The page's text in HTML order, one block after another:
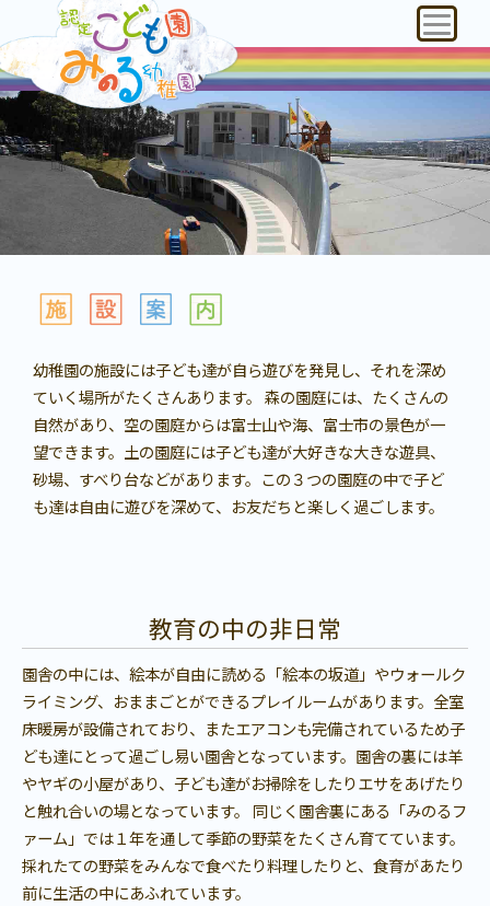
幼稚園の施設には子ども達が自ら遊びを発見し、それを深め
ていく場所がたくさんあります。 森の園庭には、たくさんの
自然があり、空の園庭からは富士山や海、富士市の景色が一
望できます。土の園庭には子ども達が大好きな大きな遊具、
砂場、すべり台などがあります。この３つの園庭の中で子ど
も達は自由に遊びを深めて、お友だちと楽しく過ごします。
教育の中の非日常
園舎の中には、絵本が自由に読める「絵本の坂道」やウォールク
ライミング、おままごとができるプレイルームがあります。全室
床暖房が設備されており、またエアコンも完備されているため子
ども達にとって過ごし易い園舎となっています。園舎の裏には羊
やヤギの小屋があり、子ども達がお掃除をしたりエサをあげたり
と触れ合いの場となっています。 同じく園舎裏にある「みのるフ
ァーム」では１年を通して季節の野菜をたくさん育てています。
採れたての野菜をみんなで食べたり料理したりと、食育があたり
前に生活の中にあふれています。